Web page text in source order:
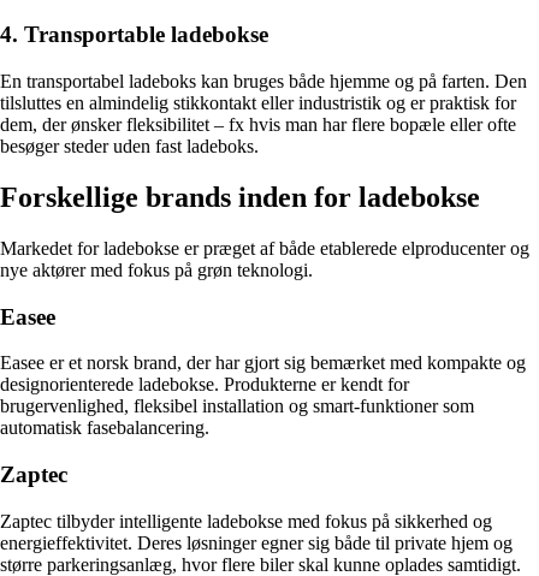
4. Transportable ladebokse
En transportabel ladeboks kan bruges både hjemme og på farten. Den
tilsluttes en almindelig stikkontakt eller industristik og er praktisk for
dem, der ønsker fleksibilitet – fx hvis man har flere bopæle eller ofte
besøger steder uden fast ladeboks.
Forskellige brands inden for ladebokse
Markedet for ladebokse er præget af både etablerede elproducenter og
nye aktører med fokus på grøn teknologi.
Easee
Easee er et norsk brand, der har gjort sig bemærket med kompakte og
designorienterede ladebokse. Produkterne er kendt for
brugervenlighed, fleksibel installation og smart-funktioner som
automatisk fasebalancering.
Zaptec
Zaptec tilbyder intelligente ladebokse med fokus på sikkerhed og
energieffektivitet. Deres løsninger egner sig både til private hjem og
større parkeringsanlæg, hvor flere biler skal kunne oplades samtidigt.